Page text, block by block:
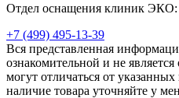
Отдел оснащения клиник ЭКО:
+7 (499) 495-13-39
Вся представленная
ознакомительной и не
могут отличаться от
наличие товара уточняйте у